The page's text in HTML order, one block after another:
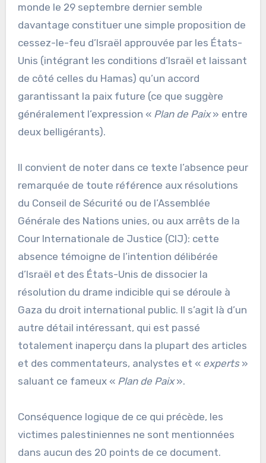
monde le 29 septembre dernier semble
davantage constituer une simple proposition de
cessez-le-feu d’Israël approuvée par les États-
Unis (intégrant les conditions d’Israël et laissant
de côté celles du Hamas) qu’un accord
garantissant la paix future (ce que suggère
généralement l’expression « Plan de Paix» entre
deux belligérants).
Il convient de noter dans ce texte l’absence peur
remarquée de toute référence aux résolutions
du Conseil de Sécurité ou de l’Assemblée
Générale des Nations unies, ou aux arrêts de la
Cour Internationale de Justice (CIJ): cette
absence témoigne de l’intention délibérée
d’Israël et des États-Unis de dissocier la
résolution du drame indicible qui se déroule à
Gaza du droit international public. Il s’agit là d’un
autre détail intéressant, qui est passé
totalement inaperçu dans la plupart des articles
et des commentateurs, analystes et « experts»
saluant ce fameux « Plan de Paix».
Conséquence logique de ce qui précède, les
victimes palestiniennes ne sont mentionnées
dans aucun des 20 points de ce document.